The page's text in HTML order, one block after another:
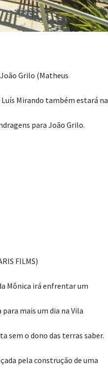
Grilo (Matheus
Mirando também estará na
para João Grilo.
FILMS)
Mônica irá enfrentar um
mais um dia na Vila
sem o dono das terras saber.
pela construção de uma